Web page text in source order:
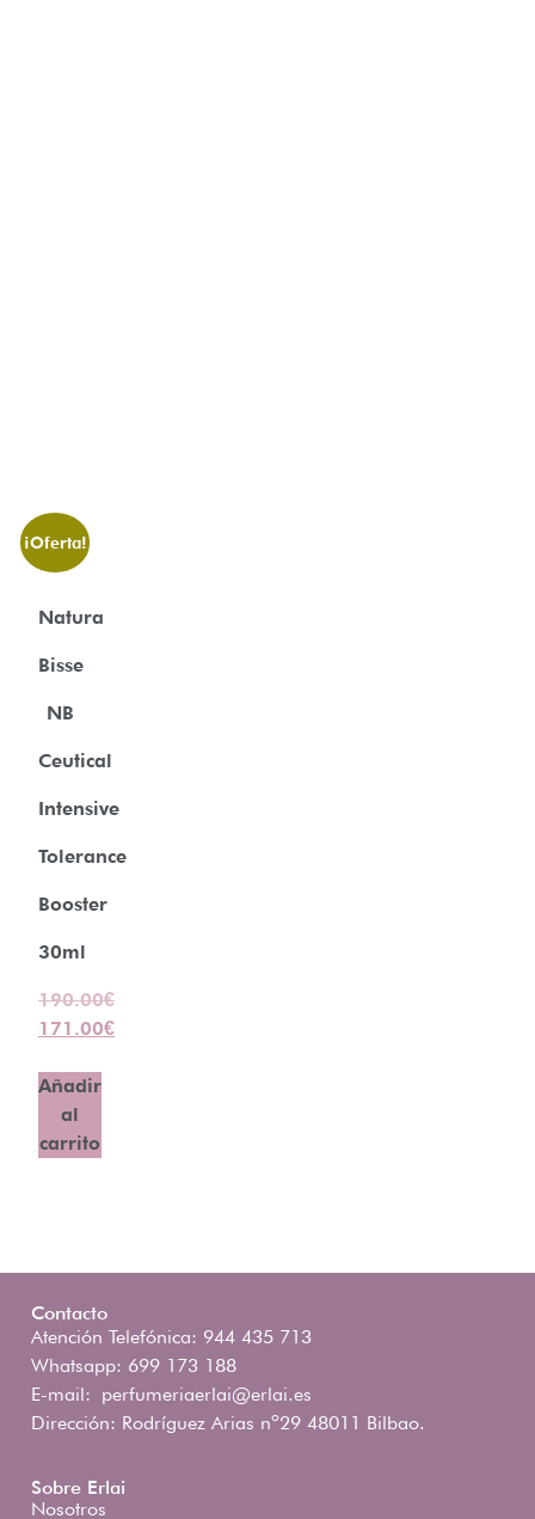
¡Oferta!
Natura
Bisse
NB
Ceutical
Intensive
Tolerance
Booster
30ml
190.00€
171.00€
Añadir
al
carrito
Contacto
Atención Telefónica: 944 435 713
Whatsapp: 699 173 188
E-mail: perfumeriaerlai@erlai.es
Dirección: Rodríguez Arias nº29 48011 Bilbao.
Sobre Erlai
Nosotros